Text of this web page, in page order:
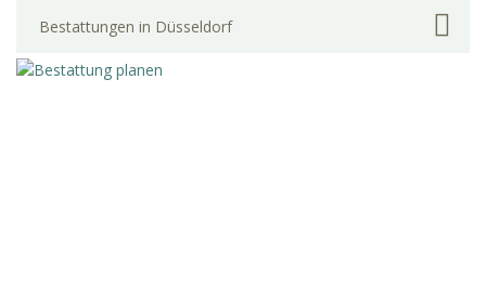
Bestattungen in Düsseldorf